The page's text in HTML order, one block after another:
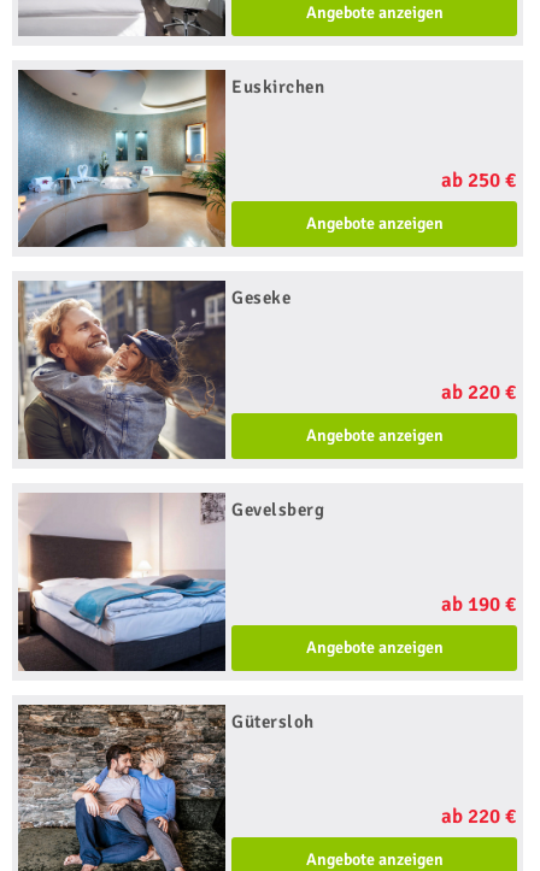
Angebote anzeigen
Euskirchen
ab 250 €
Angebote anzeigen
Geseke
ab 220 €
Angebote anzeigen
Gevelsberg
ab 190 €
Angebote anzeigen
Gütersloh
ab 220 €
Angebote anzeigen